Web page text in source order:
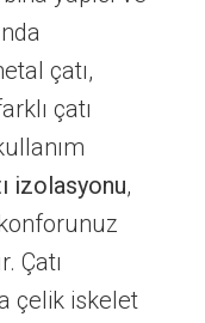
çatı,
çatı
izolasyonu,
Çatı
çelik iskelet